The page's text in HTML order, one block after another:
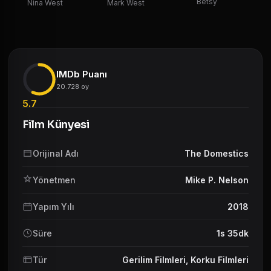
Nina West Mark West
5.7
IMDb Puanı
20.728 oy
Film Künyesi
Orijinal Adı The Domestics
Yönetmen Mike P. Nelson
Yapım Yılı 2018
Süre 1s 35dk
Tür Gerilim Filmleri, Korku Filmleri